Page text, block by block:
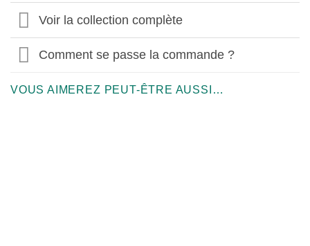
Voir la collection complète
Comment se passe la commande ?
VOUS AIMEREZ PEUT-ÊTRE AUSSI…